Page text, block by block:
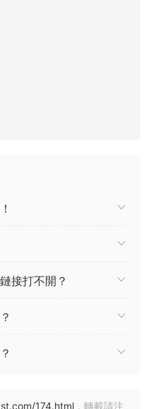
接打不開？
174.html ，轉載請注